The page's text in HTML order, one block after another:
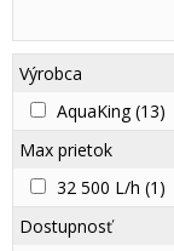
Výrobca
AquaKing(13)
Max prietok
32 500 L/h (1)
Dostupnosť